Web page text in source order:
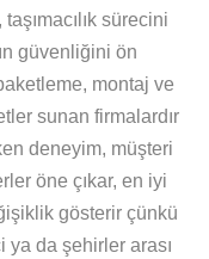
sürecini
güvenliğini ön
montaj ve
sunan firmalardır
deneyim, müşteri
öne çıkar, en iyi
gösterir çünkü
ya da şehirler arası